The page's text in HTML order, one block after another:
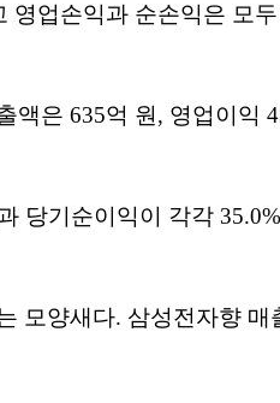
영업손익과 순손익은 모
액은 635억 원, 영업이익
당기순이익이 각각
모양새다. 삼성전자향 매